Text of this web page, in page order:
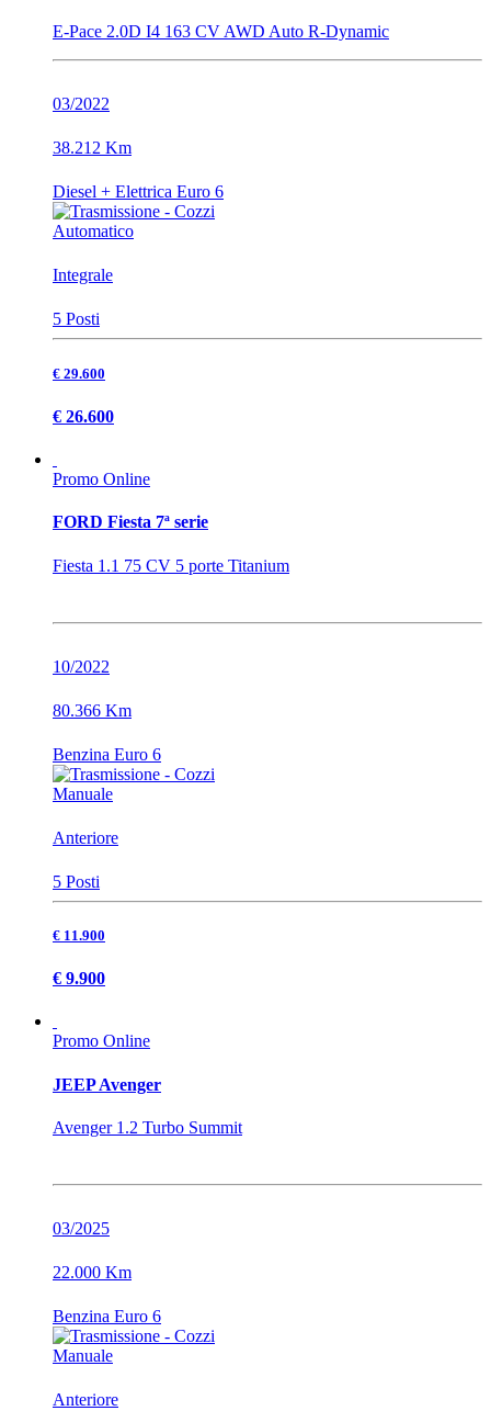
E-Pace 2.0D I4 163 CV AWD Auto R-Dynamic
03/2022
38.212 Km
Diesel + Elettrica Euro 6
Automatico
Integrale
5 Posti
€ 29.600
€ 26.600
Promo Online
FORD Fiesta 7ª serie
Fiesta 1.1 75 CV 5 porte Titanium
10/2022
80.366 Km
Benzina Euro 6
Manuale
Anteriore
5 Posti
€ 11.900
€ 9.900
Promo Online
JEEP Avenger
Avenger 1.2 Turbo Summit
03/2025
22.000 Km
Benzina Euro 6
Manuale
Anteriore